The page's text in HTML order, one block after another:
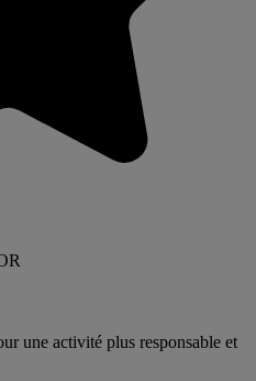
une activité plus responsable et